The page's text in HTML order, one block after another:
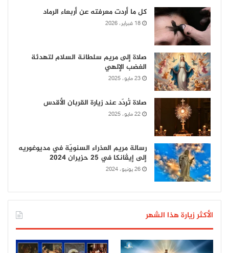
كل ما أردت معرفته عن أربعاء الرماد
18 فبراير، 2026
صلاة إلى مريم سلطانة السلام لتهدئة
الغضب الإلهي
23 مايو، 2025
صلاة تُردّد عند زيارة القربان الأقدس
22 مايو، 2025
رسالة مريم العذراء السنويّة في مديوغوريه
إلى إيڤانكا في 25 حزيران 2024
26 يونيو، 2024
الأكثر زيارة هذا الشهر